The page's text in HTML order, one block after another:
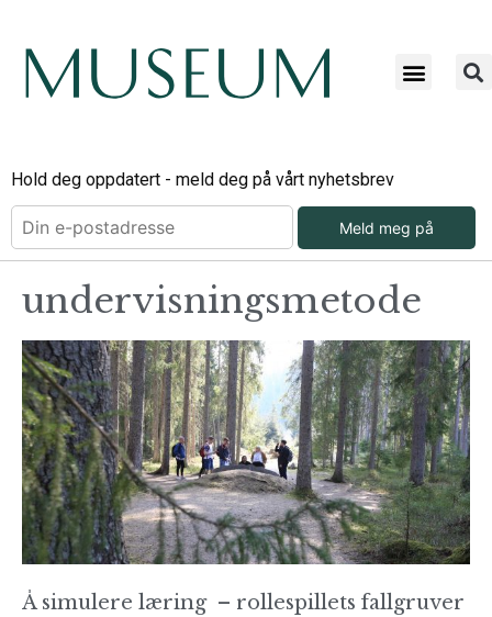
Hold deg oppdatert - meld deg på vårt nyhetsbrev
Meld meg på
undervisningsmetode
Å simulere læring – rollespillets fallgruver